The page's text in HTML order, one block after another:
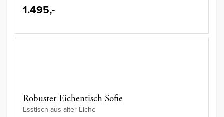
1.495,-
Robuster Eichentisch Sofie
Esstisch aus alter Eiche